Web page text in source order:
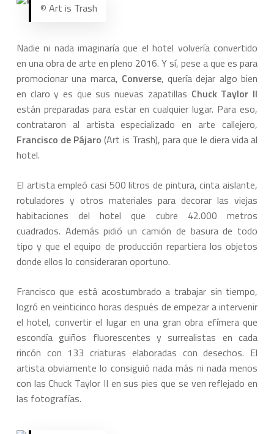
© Art is Trash
Nadie ni nada imaginaría que el hotel volvería convertido
en una obra de arte en pleno 2016. Y sí, pese a que es para
promocionar una marca, Converse, quería dejar algo bien
en claro y es que sus nuevas zapatillas Chuck Taylor II
están preparadas para estar en cualquier lugar. Para eso,
contrataron al artista especializado en arte callejero,
Francisco de Pájaro (Art is Trash), para que le diera vida al
hotel.
El artista empleó casi 500 litros de pintura, cinta aislante,
rotuladores y otros materiales para decorar las viejas
habitaciones del hotel que cubre 42.000 metros
cuadrados. Además pidió un camión de basura de todo
tipo y que el equipo de producción repartiera los objetos
donde ellos lo consideraran oportuno.
Francisco que está acostumbrado a trabajar sin tiempo,
logró en veinticinco horas después de empezar a intervenir
el hotel, convertir el lugar en una gran obra efímera que
escondía guiños fluorescentes y surrealistas en cada
rincón con 133 criaturas elaboradas con desechos. El
artista obviamente lo consiguió nada más ni nada menos
con las Chuck Taylor II en sus pies que se ven reflejado en
las fotografías.